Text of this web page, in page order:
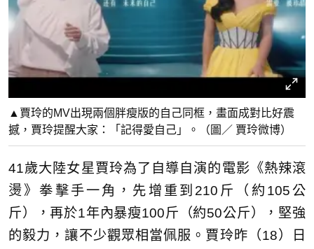
▲賈玲的MV出現兩個胖瘦版的自己同框，畫面成對比好震
撼，賈玲提醒大家：「記得愛自己」。（圖／ 賈玲微博）
41歲大陸女星賈玲為了自導自演的電影《熱辣滾
燙》拳擊手一角，先增重到210斤（約105公
斤），再於1年內暴瘦100斤（約50公斤），堅強
的毅力，讓不少觀眾相當佩服。賈玲昨（18）日